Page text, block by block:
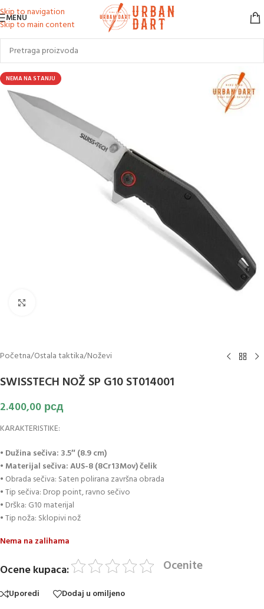
Skip to navigation
Skip to main content
MENU
NEMA NA STANJU
Početna/Ostala taktika/Noževi
SWISSTECH NOŽ SP G10 ST014001
2.400,00 рсд
KARAKTERISTIKE:
• Dužina sečiva: 3.5″ (8.9 cm)
• Materijal sečiva: AUS-8 (8Cr13Mov) čelik
• Obrada sečiva: Saten polirana završna obrada
• Tip sečiva: Drop point, ravno sečivo
• Drška: G10 materijal
• Tip noža: Sklopivi nož
Nema na zalihama
Ocene kupaca: Ocenite
Uporedi Dodaj u omiljeno